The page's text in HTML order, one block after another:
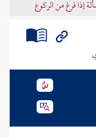
إذا فرغ من الركوع